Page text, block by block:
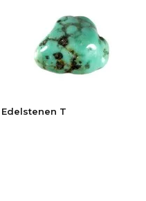
Edelstenen T